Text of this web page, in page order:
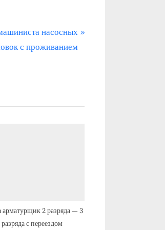
насосных
с проживанием
арматурщик 2 разряда — 3
разряда с переездом